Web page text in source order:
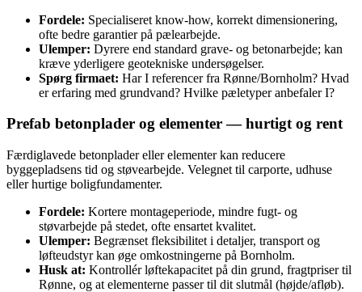
Fordele: Specialiseret know‑how, korrekt dimensionering,
ofte bedre garantier på pælearbejde.
Ulemper: Dyrere end standard grave- og betonarbejde; kan
kræve yderligere geotekniske undersøgelser.
Spørg firmaet: Har I referencer fra Rønne/Bornholm? Hvad
er erfaring med grundvand? Hvilke pæletyper anbefaler I?
Prefab betonplader og elementer — hurtigt og rent
Færdiglavede betonplader eller elementer kan reducere
byggepladsens tid og støvearbejde. Velegnet til carporte, udhuse
eller hurtige boligfundamenter.
Fordele: Kortere montageperiode, mindre fugt- og
støvarbejde på stedet, ofte ensartet kvalitet.
Ulemper: Begrænset fleksibilitet i detaljer, transport og
løfteudstyr kan øge omkostningerne på Bornholm.
Husk at: Kontrollér løftekapacitet på din grund, fragtpriser til
Rønne, og at elementerne passer til dit slutmål (højde/afløb).